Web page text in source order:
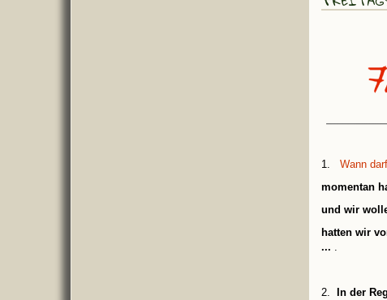
1. Wann
momentan
und wir
hatten wir
... .
2. In der